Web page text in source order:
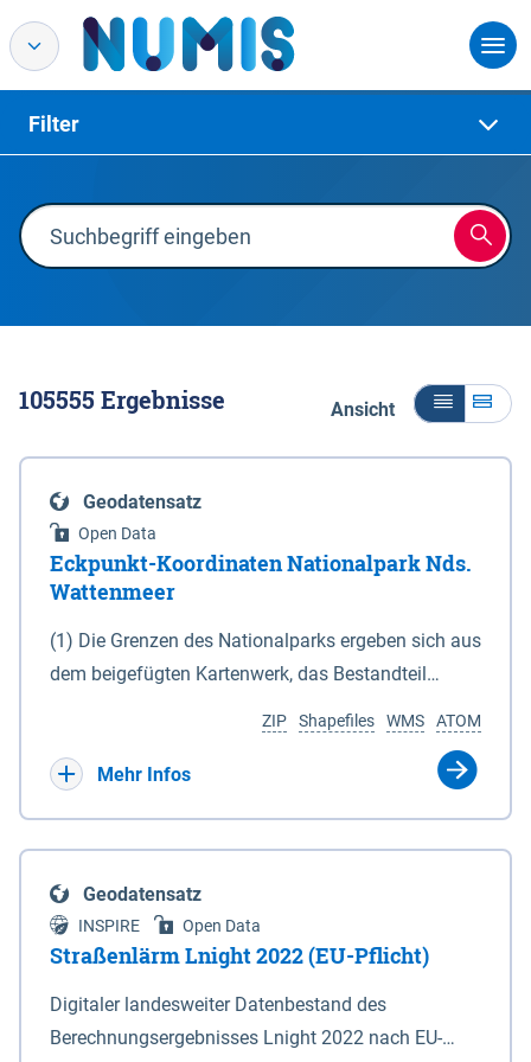
Filter
105555Ergebnisse Ansicht
Geodatensatz
Open Data
Eckpunkt-Koordinaten Nationalpark Nds.
Wattenmeer
(1) Die Grenzen des Nationalparks ergeben sich aus
dem beigefügten Kartenwerk, das Bestandteil
(DTK) im Maßstab 1 : 100 000 (Anlage 2), 2.
verkleinerte Amtliche Karte 1 : 5 000 (AK5) im
projizierte Koordinaten im Europäischen
Terrestrischen Referenzsystem 1989 (ETRS 89) mit
der Universalen Transversalen Mercator-Abbildung
bezogen auf die Zone 32 N (UTM 32N) dargestellt
(Anlage 4); Gleiches gilt für die geografischen
ATOM
WMS
Shapefiles
ZIP
Mehr Infos
Geodatensatz
INSPIRE Open Data
Straßenlärm Lnight 2022 (EU-Pflicht)
Digitaler landesweiter Datenbestand des
Berechnungsergebnisses Lnight 2022 nach EU-